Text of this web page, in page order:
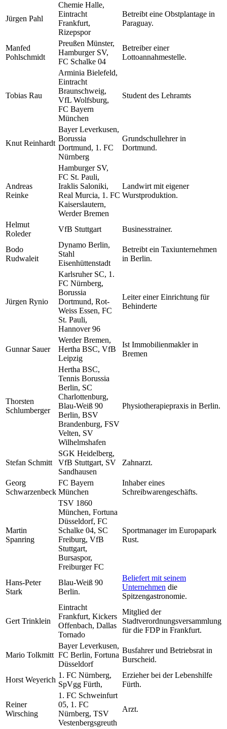
Jürgen Pahl
Chemie Halle,
Eintracht
Frankfurt,
Rizepspor
Betreibt eine Obstplantage in
Paraguay.
Manfed
Pohlschmidt
Preußen Münster,
Hamburger SV,
FC Schalke 04
Betreiber einer
Lottoannahmestelle.
Tobias Rau
Arminia Bielefeld,
Eintracht
Braunschweig,
VfL Wolfsburg,
FC Bayern
München
Student des Lehramts
Knut Reinhardt
Bayer Leverkusen,
Borussia
Dortmund, 1. FC
Nürnberg
Grundschullehrer in
Dortmund.
Andreas
Reinke
Hamburger SV,
FC St. Pauli,
Iraklis Saloniki,
Real Murcia, 1. FC
Kaiserslautern,
Werder Bremen
Landwirt mit eigener
Wurstproduktion.
Helmut
Roleder
VfB Stuttgart Businesstrainer.
Bodo
Rudwaleit
Dynamo Berlin,
Stahl
Eisenhüttenstadt
Betreibt ein Taxiunternehmen
in Berlin.
Jürgen Rynio
Karlsruher SC, 1.
FC Nürnberg,
Borussia
Dortmund, Rot-
Weiss Essen, FC
St. Pauli,
Hannover 96
Leiter einer Einrichtung für
Behinderte
Gunnar Sauer
Werder Bremen,
Hertha BSC, VfB
Leipzig
Ist Immobilienmakler in
Bremen
Thorsten
Schlumberger
Hertha BSC,
Tennis Borussia
Berlin, SC
Charlottenburg,
Blau-Weiß 90
Berlin, BSV
Brandenburg, FSV
Velten, SV
Wilhelmshafen
Physiotherapiepraxis in Berlin.
Stefan Schmitt
SGK Heidelberg,
VfB Stuttgart, SV
Sandhausen
Zahnarzt.
Georg
Schwarzenbeck
FC Bayern
München
Inhaber eines
Schreibwarengeschäfts.
Martin
Spanring
TSV 1860
München, Fortuna
Düsseldorf, FC
Schalke 04, SC
Freiburg, VfB
Stuttgart,
Bursaspor,
Freiburger FC
Sportmanager im Europapark
Rust.
Hans-Peter
Stark
Blau-Weiß 90
Berlin.
Beliefert mit seinem
Unternehmen die
Spitzengastronomie.
Gert Trinklein
Eintracht
Frankfurt, Kickers
Offenbach, Dallas
Tornado
Mitglied der
Stadtverordnungsversammlung
für die FDP in Frankfurt.
Mario Tolkmitt
Bayer Leverkusen,
FC Berlin, Fortuna
Düsseldorf
Busfahrer und Betriebsrat in
Burscheid.
Horst Weyerich
1. FC Nürnberg,
SpVgg Fürth,
Erzieher bei der Lebenshilfe
Fürth.
Reiner
Wirsching
1. FC Schweinfurt
05, 1. FC
Nürnberg, TSV
Vestenbergsgreuth
Arzt.